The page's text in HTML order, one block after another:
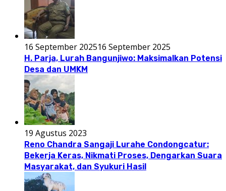
16 September 202516 September 2025
H. Parja, Lurah Bangunjiwo: Maksimalkan Potensi
Desa dan UMKM
19 Agustus 2023
Reno Chandra Sangaji Lurahe Condongcatur:
Bekerja Keras, Nikmati Proses, Dengarkan Suara
Masyarakat, dan Syukuri Hasil